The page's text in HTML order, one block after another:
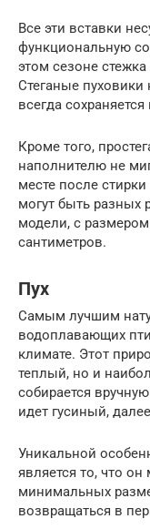
Все эти вставки
функциональную
этом сезоне
Стеганые пуховики
всегда
Кроме того,
наполнителю не
месте после
могут быть разных
модели, с
сантиметров.
Пух
Самым лучшим
водоплавающих
климате. Этот
теплый, но и
собирается
идет гусиный,
Уникальной
является то, что
минимальных
возвращаться в